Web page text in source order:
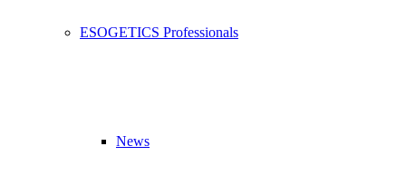
ESOGETICS Professionals
News